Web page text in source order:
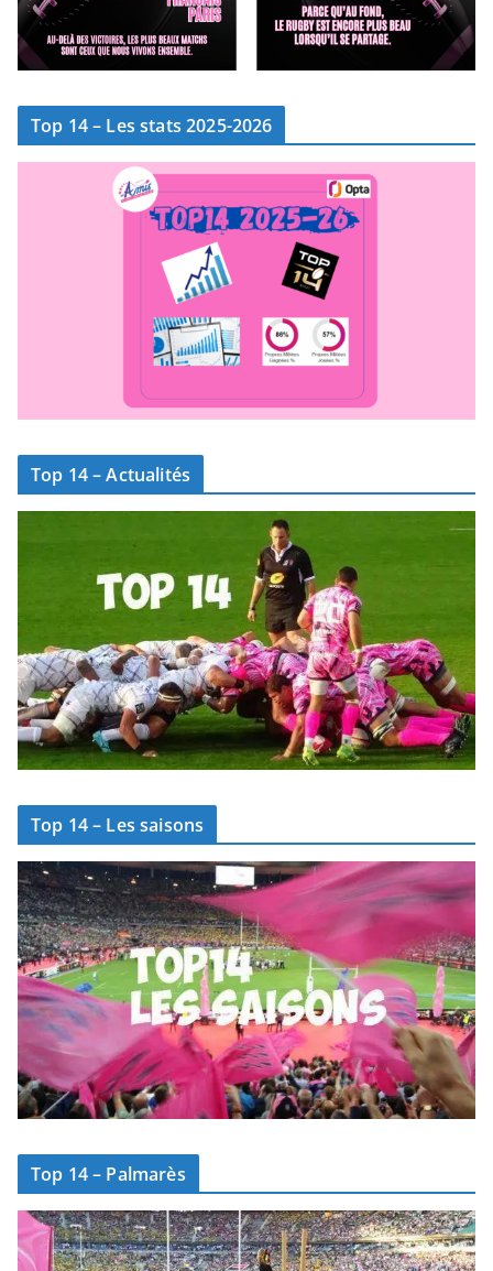
Top 14 – Les stats 2025-2026
Top 14 – Actualités
Top 14 – Les saisons
Top 14 – Palmarès